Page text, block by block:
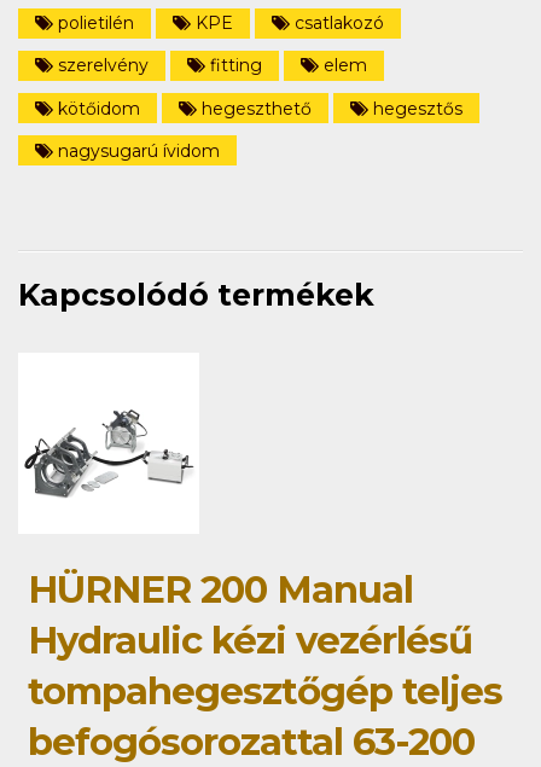
polietilén
KPE
csatlakozó
szerelvény
fitting
elem
kötőidom
hegeszthető
hegesztős
nagysugarú ívidom
Kapcsolódó termékek
HÜRNER 200 Manual
Hydraulic kézi vezérlésű
tompahegesztőgép teljes
befogósorozattal 63-200